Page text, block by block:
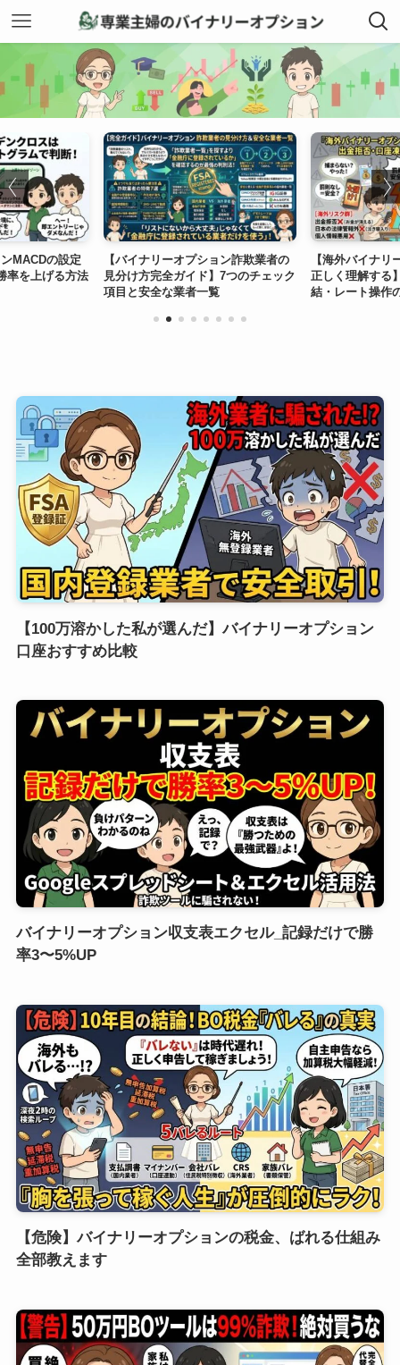
MACDの設定
率を上げる方法
【バイナリーオプション詐欺業者の
見分け方完全ガイド】7つのチェック
項目と安全な業者一覧
【海外バイナリ
正しく理解する
結・レート操作
【100万溶かした私が選んだ】バイナリーオプション
口座おすすめ比較
バイナリーオプション収支表エクセル_記録だけで勝
率3〜5%UP
【危険】バイナリーオプションの税金、ばれる仕組み
全部教えます